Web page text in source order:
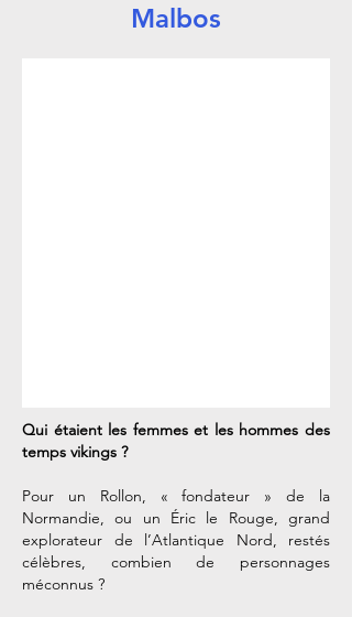
Malbos
Qui étaient les femmes et les hommes des
temps vikings ?
Pour un Rollon, « fondateur » de la
Normandie, ou un Éric le Rouge, grand
explorateur de l’Atlantique Nord, restés
célèbres, combien de personnages
méconnus ?